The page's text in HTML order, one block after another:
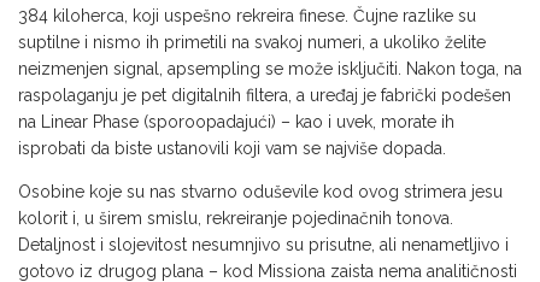
384 kiloherca, koji uspešno rekreira finese. Čujne razlike su
suptilne i nismo ih primetili na svakoj numeri, a ukoliko želite
neizmenjen signal, apsempling se može isključiti. Nakon toga, na
raspolaganju je pet digitalnih filtera, a uređaj je fabrički podešen
na Linear Phase (sporoopadajući) – kao i uvek, morate ih
isprobati da biste ustanovili koji vam se najviše dopada.
Osobine koje su nas stvarno oduševile kod ovog strimera jesu
kolorit i, u širem smislu, rekreiranje pojedinačnih tonova.
Detaljnost i slojevitost nesumnjivo su prisutne, ali nenametljivo i
gotovo iz drugog plana – kod Missiona zaista nema analitičnosti